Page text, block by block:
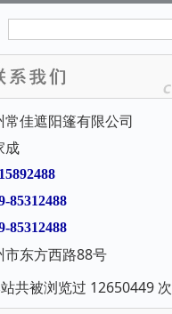
常佳遮阳篷有限公司
成
85312488
85312488
市东方西路88号
共被浏览过 12650449 次